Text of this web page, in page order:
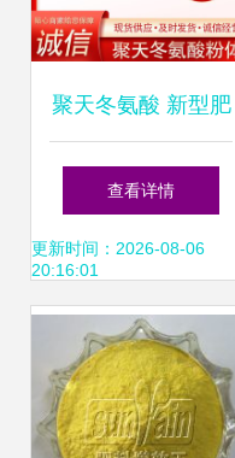
聚天冬氨酸 新型肥
料增效剂的革命性
突破
查看详情
更新时间：2026-08-06
20:16:01